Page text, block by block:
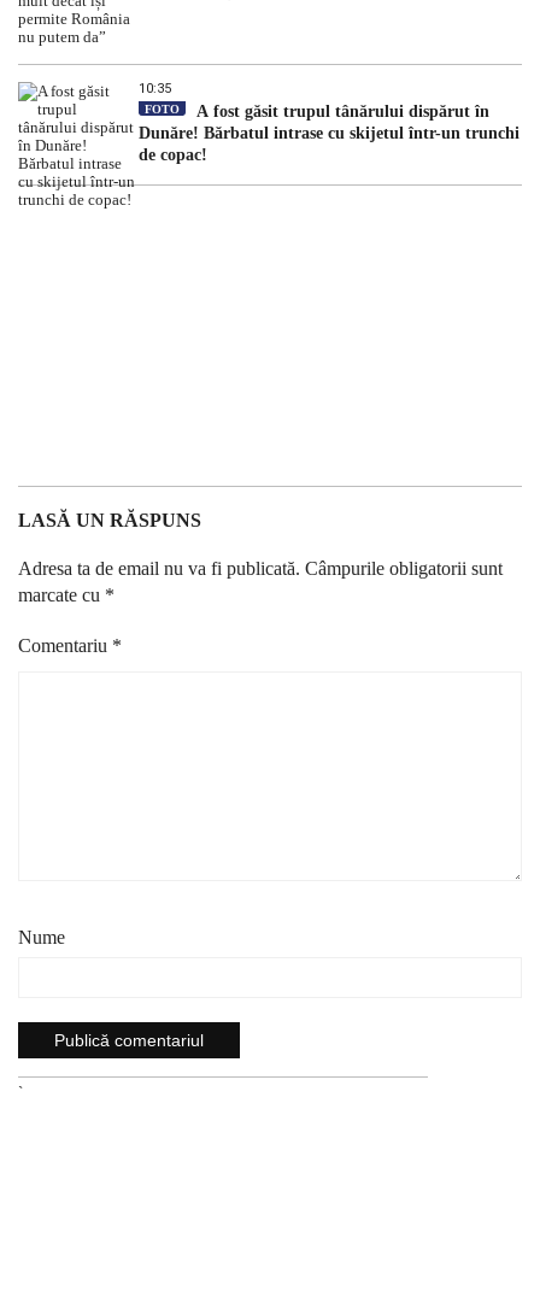
10:35
FOTO
A fost găsit trupul tânărului dispărut în
Dunăre! Bărbatul intrase cu skijetul într-un trunchi
de copac!
LASĂ UN RĂSPUNS
Adresa ta de email nu va fi publicată. Câmpurile obligatorii sunt
marcate cu *
Comentariu *
Nume
`